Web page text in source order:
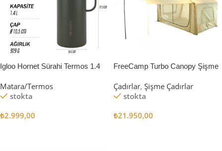
Igloo Hornet Sürahi Termos 1.4
Matara/Termos
stokta
₺2.999,00
FreeCamp Turbo Canopy Şişme
Çadırlar, Şişme Çadırlar
stokta
₺21.950,00